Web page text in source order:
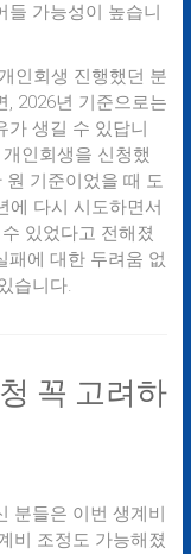
들 가능성이 높습니
인회생 진행했던 분
, 2026년 기준으로는
가 생길 수 있답니
인회생을 신청했
원 기준이었을 때 도
에 다시 시도하면서
있었다고 전해졌
패에 대한 두려움 없
습니다.
꼭 고려하
분들은 이번 생계비
비 조정도 가능해졌